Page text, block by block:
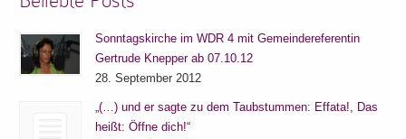
Sonntagskirche im WDR 4 mit Gemeindereferentin
Gertrude Knepper ab 07.10.12
28. September 2012
„(…) und er sagte zu dem Taubstummen: Effata!, Das
heißt: Öffne dich!“